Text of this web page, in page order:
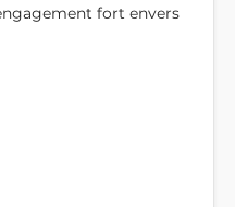
fort envers